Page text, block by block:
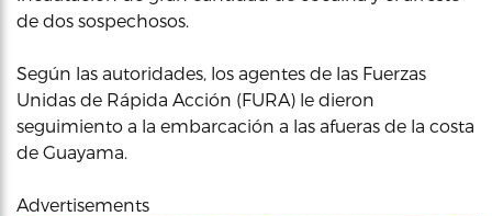
de dos sospechosos.
Según las autoridades, los agentes de las Fuerzas
Unidas de Rápida Acción (FURA) le dieron
seguimiento a la embarcación a las afueras de la costa
de Guayama.
Advertisements